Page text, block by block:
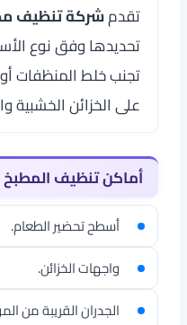
تقدمشركة تنظيف
تحديدها وفق نوع
تجنب خلط المنظفات
على الخزائن الخشبية
أماكن تنظيف المطبخ
أسطح تحضير الطعام.
واجهات الخزائن.
الجدران القريبة من